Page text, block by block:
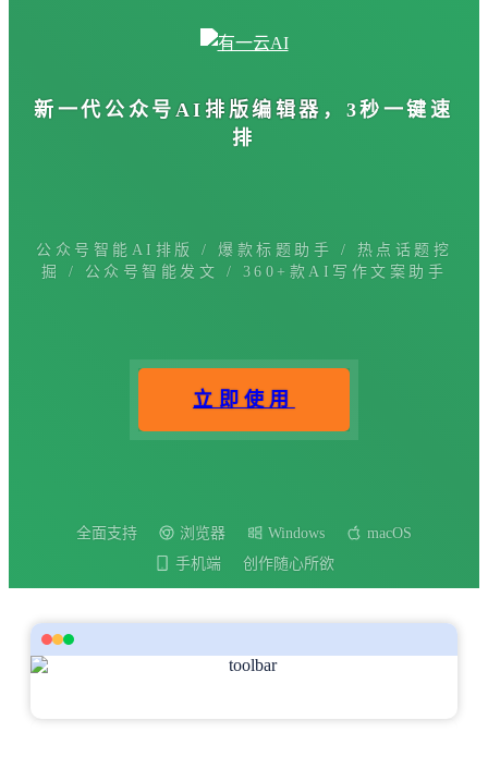
新一代公众号 AI排版编辑器 ，3秒一键速
排
公众号智能AI排版 / 爆款标题助手 / 热点话题挖
掘 / 公众号智能发文 / 360+款AI写作文案助手
立即使用
全面支持 浏览器 Windows
macOS
手机端
创作随心所欲